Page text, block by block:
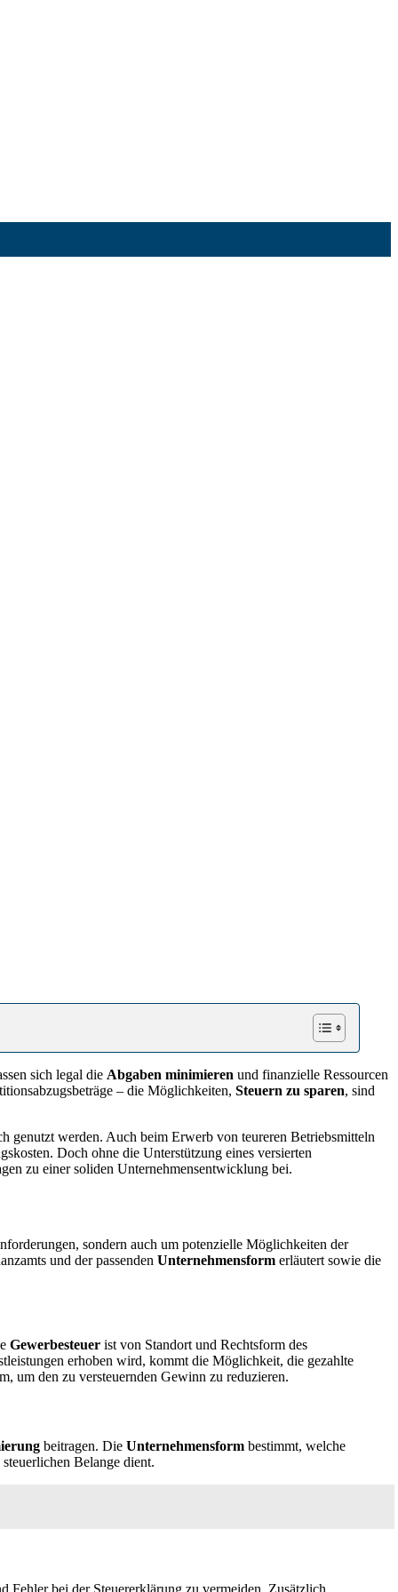
sich legal die Abgaben minimieren und finanzielle Ressourcen
– die Möglichkeiten, Steuern zu sparen, sind
genutzt werden. Auch beim Erwerb von teureren Betriebsmitteln
Doch ohne die Unterstützung eines versierten
zu einer soliden Unternehmensentwicklung bei.
sondern auch um potenzielle Möglichkeiten der
und der passenden Unternehmensform erläutert sowie die
Gewerbesteuer ist von Standort und Rechtsform des
erhoben wird, kommt die Möglichkeit, die gezahlte
um den zu versteuernden Gewinn zu reduzieren.
beitragen. Die Unternehmensform bestimmt, welche
Belange dient.